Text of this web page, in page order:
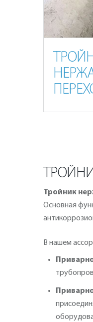
Тройник
Основная
В нашем